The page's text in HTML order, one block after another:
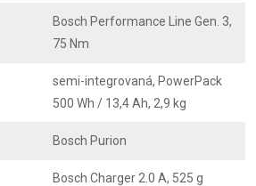
Bosch Performance Line Gen. 3,
75 Nm
semi-integrovaná, PowerPack
500 Wh / 13,4 Ah, 2,9 kg
Bosch Purion
Bosch Charger 2.0 A, 525 g